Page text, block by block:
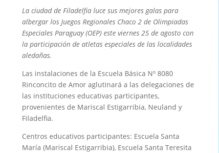
La ciudad de Filadelfia luce sus mejores galas para
albergar los Juegos Regionales Chaco 2 de Olimpiadas
Especiales Paraguay (OEP) este viernes 25 de agosto con
la participación de atletas especiales de las localidades
aledañas.
Las instalaciones de la Escuela Básica Nº 8080
Rinconcito de Amor aglutinará a las delegaciones de
las instituciones educativas participantes,
provenientes de Mariscal Estigarribia, Neuland y
Filadelfia.
Centros educativos participantes: Escuela Santa
María (Mariscal Estigarribia), Escuela Santa Teresita